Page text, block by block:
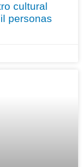
cultural
personas